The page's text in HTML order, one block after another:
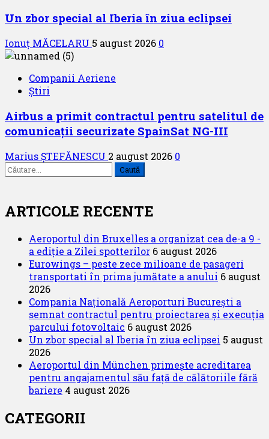
Un zbor special al Iberia în ziua eclipsei
Ionuț MĂCELARU 5 august 2026 0
Companii Aeriene
Știri
Airbus a primit contractul pentru satelitul de
comunicații securizate SpainSat NG-III
Marius ȘTEFĂNESCU 2 august 2026 0
Caută
după:
ARTICOLE RECENTE
Aeroportul din Bruxelles a organizat cea de-a 9 -
a ediție a Zilei spotterilor 6 august 2026
Eurowings – peste zece milioane de pasageri
transportati în prima jumătate a anului 6 august
2026
Compania Națională Aeroporturi București a
semnat contractul pentru proiectarea și execuția
parcului fotovoltaic 6 august 2026
Un zbor special al Iberia în ziua eclipsei 5 august
2026
Aeroportul din München primește acreditarea
pentru angajamentul său față de călătoriile fără
bariere 4 august 2026
CATEGORII